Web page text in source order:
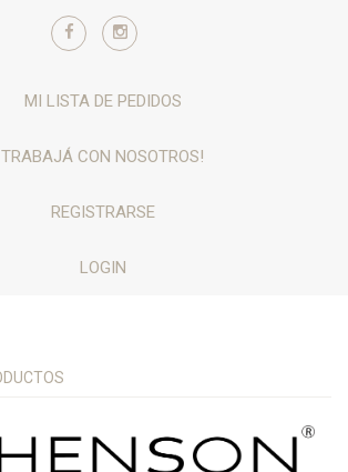
MI LISTA DE PEDIDOS
TRABAJÁ CON NOSOTROS!
REGISTRARSE
LOGIN